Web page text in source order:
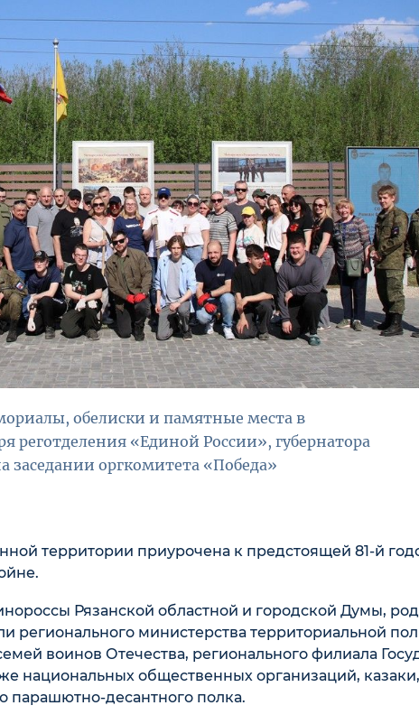
обелиски и памятные места в
реготделения «Единой России», губернатора
заседании оргкомитета «Победа»
территории приурочена к предстоящей 81-й
Рязанской областной и городской Думы,
регионального министерства территориальной
воинов Отечества, регионального филиала
национальных общественных организаций, казаки,
парашютно-десантного полка.